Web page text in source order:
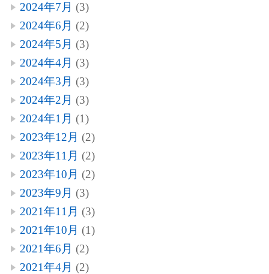
2024年7月 (3)
2024年6月 (2)
2024年5月 (3)
2024年4月 (3)
2024年3月 (3)
2024年2月 (3)
2024年1月 (1)
2023年12月 (2)
2023年11月 (2)
2023年10月 (2)
2023年9月 (3)
2021年11月 (3)
2021年10月 (1)
2021年6月 (2)
2021年4月 (2)